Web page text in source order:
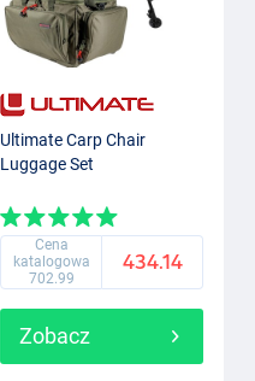
Ultimate Carp Chair
Luggage Set
Cena
katalogowa
702.99
434.14
Zobacz